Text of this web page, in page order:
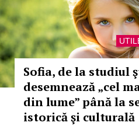
Sofia, de la studiul
desemnează „cel
din lume” până la
istorică şi culturală